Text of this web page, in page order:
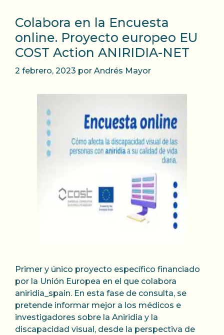
Colabora en la Encuesta
online. Proyecto europeo EU
COST Action ANIRIDIA-NET
2 febrero, 2023 por Andrés Mayor
Primer y único proyecto específico financiado
por la Unión Europea en el que colabora
aniridia_spain. En esta fase de consulta, se
pretende informar mejor a los médicos e
investigadores sobre la Aniridia y la
discapacidad visual, desde la perspectiva de